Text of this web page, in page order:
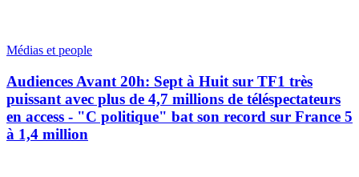
Médias et people
Audiences Avant 20h: Sept à Huit sur TF1 très
puissant avec plus de 4,7 millions de téléspectateurs
en access - "C politique" bat son record sur France 5
à 1,4 million